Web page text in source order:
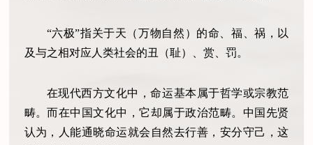
“六极”指关于天（万物自然）的命、福、祸，以
及与之相对应人类社会的丑（耻）、赏、罚。
在现代西方文化中，命运基本属于哲学或宗教范
畴。而在中国文化中，它却属于政治范畴。中国先贤
认为，人能通晓命运就会自然去行善，安分守己，这